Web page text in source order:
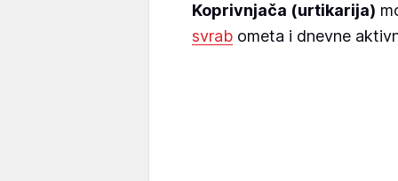
Koprivnjača (urtikarija)
svrab ometa i dnevne